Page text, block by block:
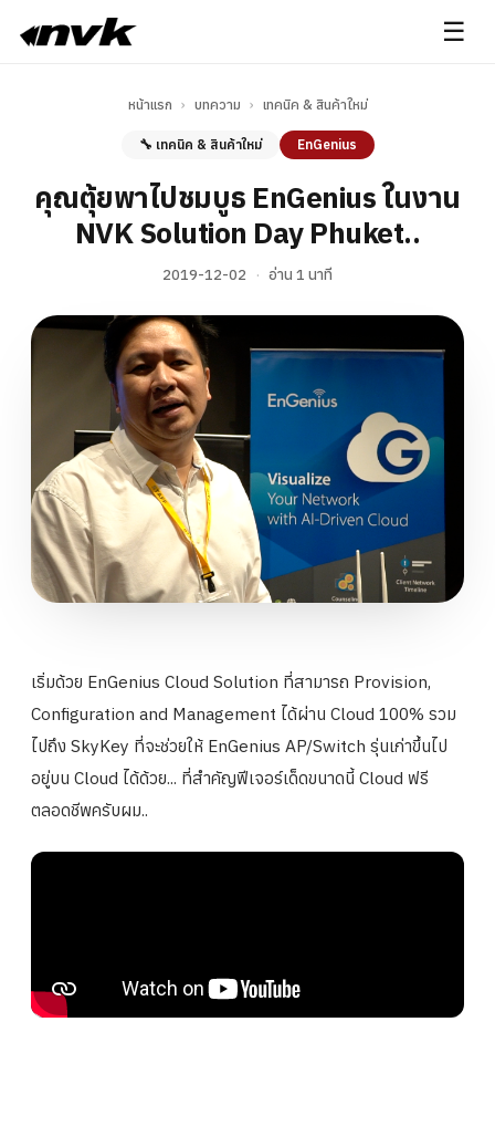
☰
หน้าแรก › บทความ › เทคนิค & สินค้าใหม่
🔧 เทคนิค & สินค้าใหม่ EnGenius
คุณตุ้ยพาไปชมบูธ EnGenius ในงาน
NVK Solution Day Phuket..
2019-12-02 · อ่าน 1 นาที
เริ่มด้วย EnGenius Cloud Solution ที่สามารถ Provision,
Configuration and Management ได้ผ่าน Cloud 100% รวม
ไปถึง SkyKey ที่จะช่วยให้ EnGenius AP/Switch รุ่นเก่าขึ้นไป
อยู่บน Cloud ได้ด้วย... ที่สำคัญฟีเจอร์เด็ดขนาดนี้ Cloud ฟรี
ตลอดชีพครับผม..